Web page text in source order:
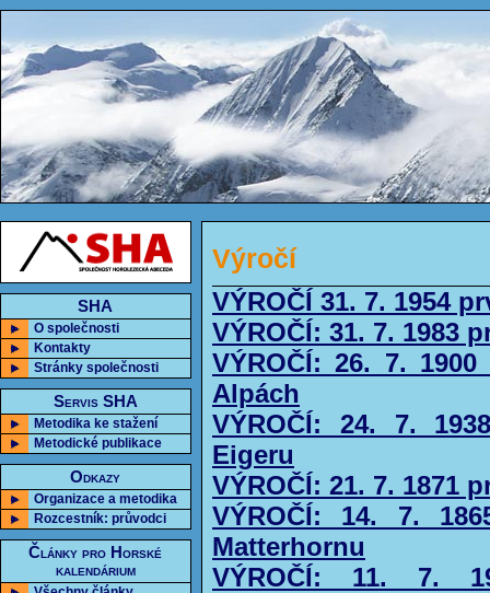
SHA
O společnosti
Kontakty
Stránky společnosti
Servis SHA
Metodika ke stažení
Metodické publikace
Odkazy
Organizace a metodika
Rozcestník: průvodci
Články pro Horské
kalendárium
Výročí
VÝROČÍ 31. 7. 1954
VÝROČÍ: 31. 7. 1983
VÝROČÍ: 26. 7.
Alpách
VÝROČÍ: 24. 7.
Eigeru
VÝROČÍ: 21. 7. 1871
VÝROČÍ: 14. 7.
Matterhornu
VÝROČÍ: 11. 7.